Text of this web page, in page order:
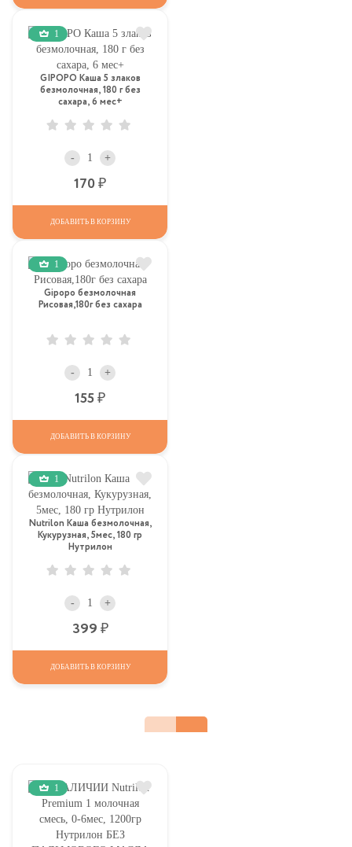
1
GIPOPO Каша 5 злаков
безмолочная, 180 г без
сахара, 6 мес+
- +
170
ДОБАВИТЬ В КОРЗИНУ
1
Gipopo безмолочная
Рисовая,180г без сахара
- +
155
ДОБАВИТЬ В КОРЗИНУ
1
Nutrilon Каша безмолочная,
Кукурузная, 5мес, 180 гр
Нутрилон
- +
399
ДОБАВИТЬ В КОРЗИНУ
1